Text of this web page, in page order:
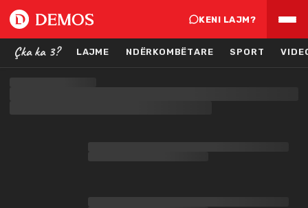
KENI LAJM?
Çka ka 3? LAJME NDËRKOMBËTARE SPORT